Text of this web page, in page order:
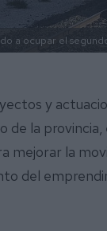
a ocupar el
y
de la
mejorar la
del